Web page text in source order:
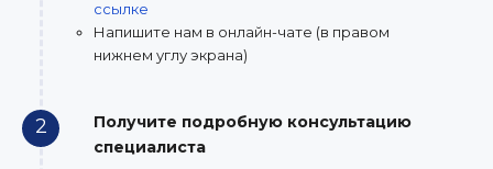
ссылке
Напишите нам в онлайн-чате (в правом
нижнем углу экрана)
2
Получите подробную консультацию
специалиста